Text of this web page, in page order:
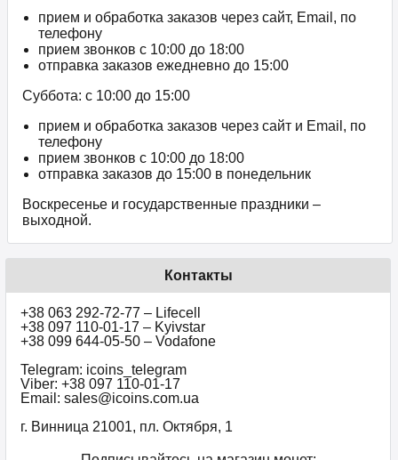
прием и обработка заказов через сайт, Email, по
телефону
прием звонков c 10:00 до 18:00
отправка заказов ежедневно до 15:00
Суббота: с 10:00 до 15:00
прием и обработка заказов через сайт и Email, по
телефону
прием звонков c 10:00 до 18:00
отправка заказов до 15:00 в понедельник
Воскресенье и государственные праздники –
выходной.
Контакты
+38 063 292-72-77 – Lifecell
+38 097 110-01-17 – Kyivstar
+38 099 644-05-50 – Vodafone
Telegram: icoins_telegram
Viber: +38 097 110-01-17
Email: sales@icoins.com.ua
г. Винница 21001, пл. Октября, 1